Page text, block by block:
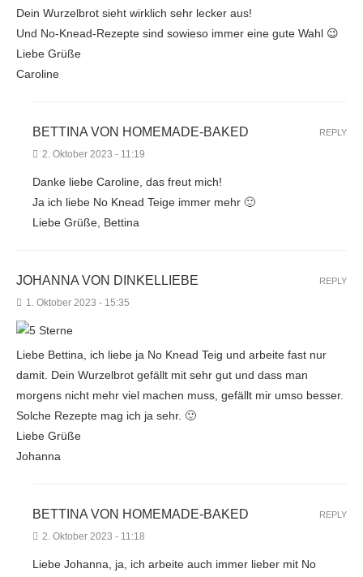
Dein Wurzelbrot sieht wirklich sehr lecker aus!
Und No-Knead-Rezepte sind sowieso immer eine gute Wahl 😉
Liebe Grüße
Caroline
BETTINA VON HOMEMADE-BAKED
2. Oktober 2023 - 11:19
Danke liebe Caroline, das freut mich!
Ja ich liebe No Knead Teige immer mehr 🙂
Liebe Grüße, Bettina
REPLY
JOHANNA VON DINKELLIEBE
1. Oktober 2023 - 15:35
Liebe Bettina, ich liebe ja No Knead Teig und arbeite fast nur
damit. Dein Wurzelbrot gefällt mit sehr gut und dass man
morgens nicht mehr viel machen muss, gefällt mir umso besser.
Solche Rezepte mag ich ja sehr. 🙂
Liebe Grüße
Johanna
REPLY
BETTINA VON HOMEMADE-BAKED
2. Oktober 2023 - 11:18
Liebe Johanna, ja, ich arbeite auch immer lieber mit No
REPLY